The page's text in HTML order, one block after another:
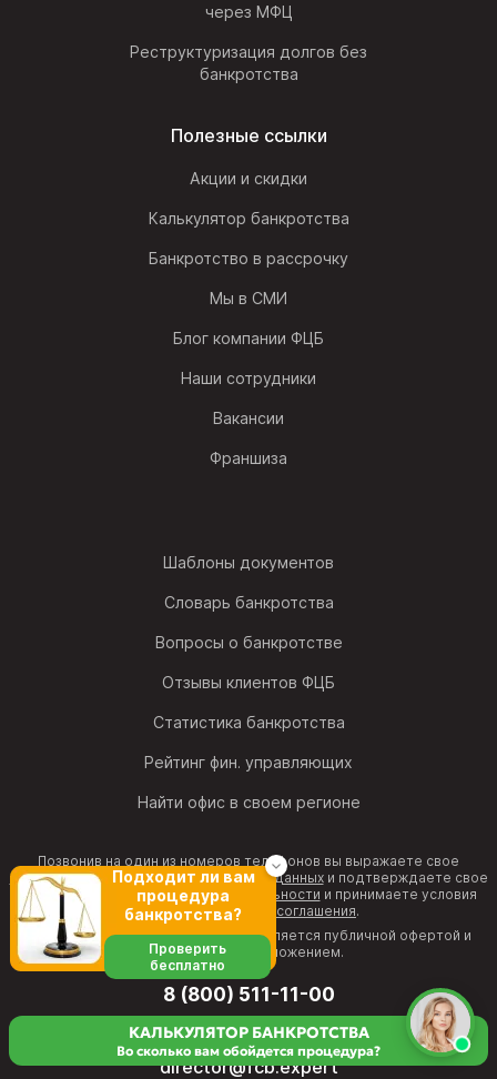
через МФЦ
Реструктуризация долгов без
банкротства
Полезные ссылки
Акции и скидки
Калькулятор банкротства
Банкротство в рассрочку
Мы в СМИ
Блог компании ФЦБ
Наши сотрудники
Вакансии
Франшиза
Шаблоны документов
Словарь банкротства
Вопросы о банкротстве
Отзывы клиентов ФЦБ
Статистика банкротства
Рейтинг фин. управляющих
Найти офис в своем регионе
Позвонив на один из номеров телефонов вы выражаете свое
согласие на обработку персональных данныхи подтверждаете свое
согласие с
политикой конфиденциальности и принимаете условия
Пользовательского соглашения.
Информация на веб-странице не является публичной офертой и
рекламным предложением.
8 (800) 511-11-00
бесплатная горячая линия
director@fcb.expert
КАЛЬКУЛЯТОР БАНКРОТСТВА
Во сколько вам обойдется процедура?
Подходит ли вам
процедура
банкротства?
Проверить
бесплатно